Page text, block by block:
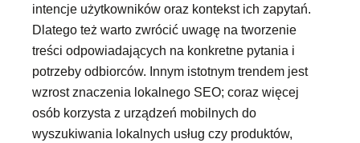
intencje użytkowników oraz kontekst ich zapytań.
Dlatego też warto zwrócić uwagę na tworzenie
treści odpowiadających na konkretne pytania i
potrzeby odbiorców. Innym istotnym trendem jest
wzrost znaczenia lokalnego SEO; coraz więcej
osób korzysta z urządzeń mobilnych do
wyszukiwania lokalnych usług czy produktów,